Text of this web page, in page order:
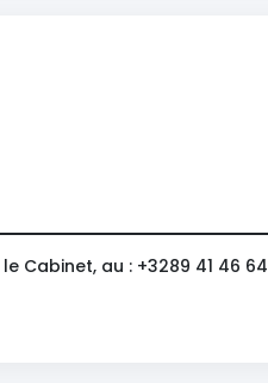
Cabinet, au : +3289 41 46 64